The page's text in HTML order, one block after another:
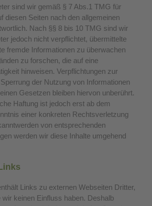
sind wir gemäß § 7 Abs.1 TMG für
diesen Seiten nach den allgemeinen
Nach §§ 8 bis 10 TMG sind wir
jedoch nicht verpflichtet, übermittelte
fremde Informationen zu überwachen
zu forschen, die auf eine
hinweisen. Verpflichtungen zur
der Nutzung von Informationen
Gesetzen bleiben hiervon unberührt.
Haftung ist jedoch erst ab dem
einer konkreten Rechtsverletzung
von entsprechenden
werden wir diese Inhalte umgehend
Links zu externen Webseiten Dritter,
wir keinen Einfluss haben. Deshalb